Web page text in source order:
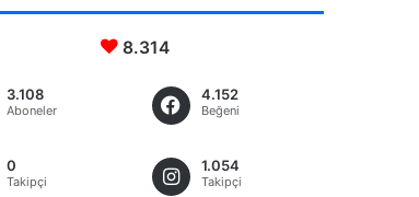
8.314
3.108
Aboneler
4.152
Beğeni
0
Takipçi
1.054
Takipçi